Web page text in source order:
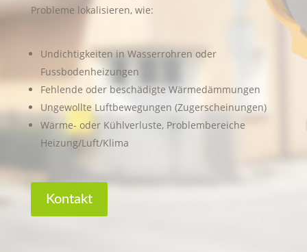
Probleme lokalisieren, wie:
Undichtigkeiten in Wasserrohren oder
Fussbodenheizungen
Fehlende oder beschädigte Wärmedämmungen
Ungewollte Luftbewegungen (Zugerscheinungen)
Wärme- oder Kühlverluste, Problembereiche
Heizung/Luft/Klima
Kontakt